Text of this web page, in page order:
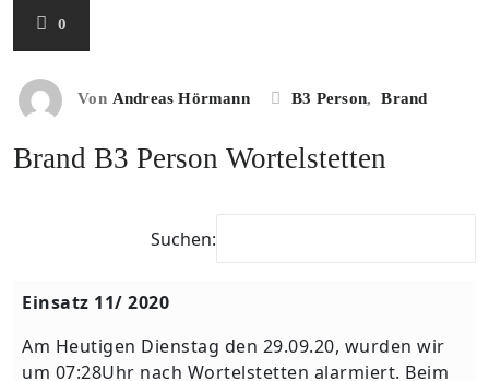
0
Von Andreas Hörmann B3 Person, Brand
Brand B3 Person Wortelstetten
Suchen:
Einsatz 11/ 2020
Am Heutigen Dienstag den 29.09.20, wurden wir
um 07:28Uhr nach Wortelstetten alarmiert. Beim